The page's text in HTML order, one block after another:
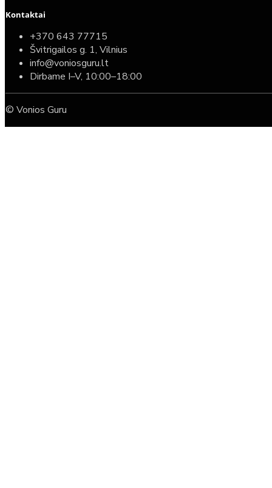
Kontaktai
+370 643 77715
Švitrigailos g. 1, Vilnius
info@voniosguru.lt
Dirbame I–V, 10:00–18:00
© Vonios Guru